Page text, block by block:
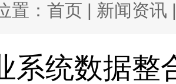
置： 首页 | 新闻资讯 |
系统数据整